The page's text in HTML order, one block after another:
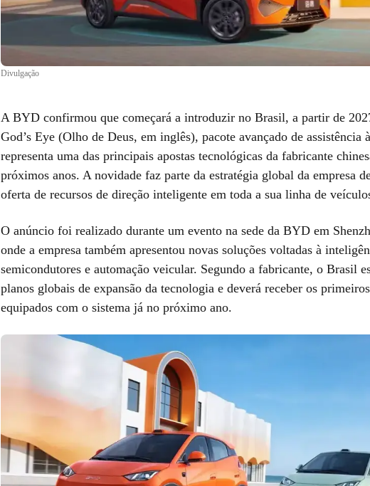
Divulgação
A BYD confirmou que começará a introduzir no Brasil, a partir de
God’s Eye (Olho de Deus, em inglês), pacote avançado de assistência
representa uma das principais apostas tecnológicas da fabricante
próximos anos. A novidade faz parte da estratégia global da empresa
oferta de recursos de direção inteligente em toda a sua linha de
O anúncio foi realizado durante um evento na sede da BYD em
onde a empresa também apresentou novas soluções voltadas à
semicondutores e automação veicular. Segundo a fabricante, o Brasil
planos globais de expansão da tecnologia e deverá receber os
equipados com o sistema já no próximo ano.